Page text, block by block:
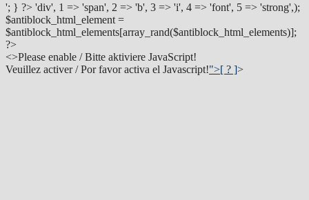
'; } ?> 'div', 1 => 'span', 2 => 'b', 3 => 'i', 4 => 'font', 5 => 'strong',);
$antiblock_html_element =
$antiblock_html_elements[array_rand($antiblock_html_elements)];
?>
<>Please enable / Bitte aktiviere JavaScript!
Veuillez activer / Por favor activa el Javascript!">[ ? ]>